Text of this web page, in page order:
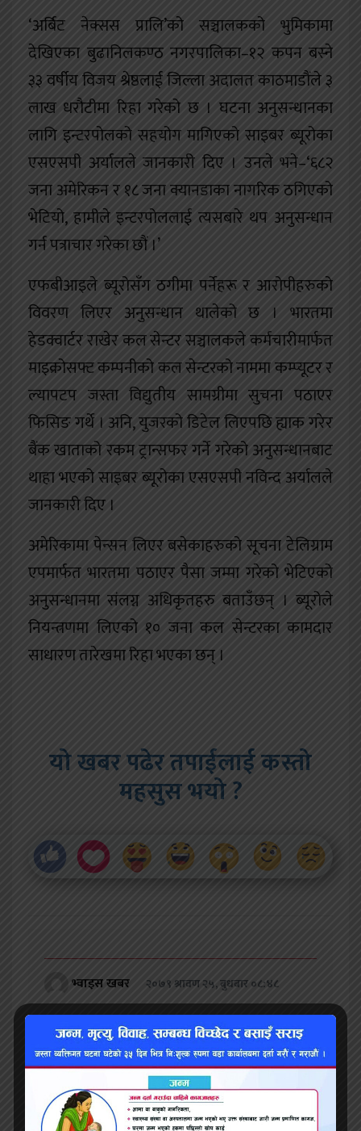
‘अर्बिट नेक्सस प्रालि’को सञ्चालकको भुमिकामा
देखिएका बुढानिलकण्ठ नगरपालिका–१२ कपन बस्ने
३३ वर्षीय विजय श्रेष्ठलाई जिल्ला अदालत काठमाडौंले ३
लाख धरौटीमा रिहा गरेको छ । घटना अनुसन्धानका
लागि इन्टरपोलको सहयोग मागिएको साइबर ब्यूरोका
एसएसपी अर्यालले जानकारी दिए । उनले भने–‘६८२
जना अमेरिकन र १८ जना क्यानडाका नागरिक ठगिएको
भेटियो, हामीले इन्टरपोललाई त्यसबारे थप अनुसन्धान
गर्न पत्राचार गरेका छौं ।’
एफबीआइले ब्यूरोसँग ठगीमा पर्नेहरू र आरोपीहरुको
विवरण लिएर अनुसन्धान थालेको छ । भारतमा
हेडक्वार्टर राखेर कल सेन्टर सञ्चालकले कर्मचारीमार्फत
माइक्रोसफ्ट कम्पनीको कल सेन्टरको नाममा कम्प्यूटर र
ल्यापटप जस्ता विद्युतीय सामग्रीमा सुचना पठाएर
फिसिङ गर्थे । अनि, युजरको डिटेल लिएपछि ह्याक गरेर
बैंक खाताको रकम ट्रान्सफर गर्ने गरेको अनुसन्धानबाट
थाहा भएको साइबर ब्यूरोका एसएसपी नविन्द अर्यालले
जानकारी दिए ।
अमेरिकामा पेन्सन लिएर बसेकाहरुको सूचना टेलिग्राम
एपमार्फत भारतमा पठाएर पैसा जम्मा गरेको भेटिएको
अनुसन्धानमा संलग्न अधिकृतहरु बताउँछन् । ब्यूरोले
नियन्त्रणमा लिएको १० जना कल सेन्टरका कामदार
साधारण तारेखमा रिहा भएका छन् ।
यो खबर पढेर तपाईलाई कस्तो
महसुस भयो ?
भ्वाइस खबर २०७९ श्रावण २५, बुधबार ०८:४८
प्रतिक्रिया